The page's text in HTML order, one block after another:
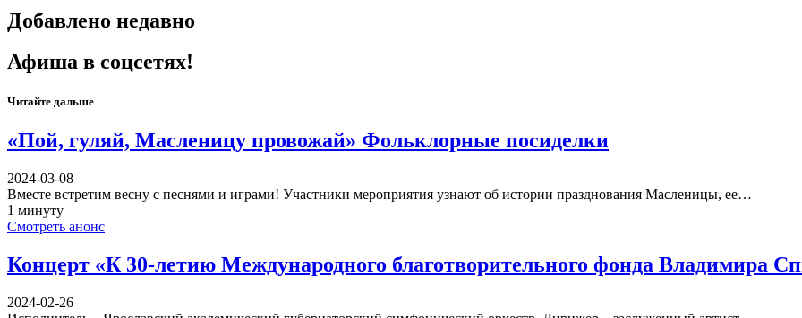
Добавлено недавно
Афиша в соцсетях!
Читайте дальше
«Пой, гуляй, Масленицу провожай» Фольклорные посиделки
2024-03-08
Вместе встретим весну с песнями и играми! Участники мероприятия узнают об истории празднования Масленицы, ее…
1 минуту
Смотреть анонс
Концерт «К 30-летию Международного благотворительного фонда Владимира
2024-02-26